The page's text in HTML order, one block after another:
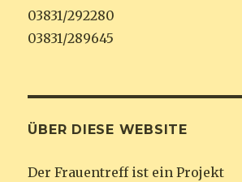
03831/292280
03831/289645
ÜBER DIESE WEBSITE
Der Frauentreff ist ein Projekt